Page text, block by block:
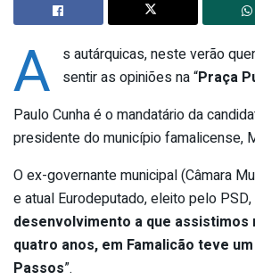
A
s autárquicas, neste verão
sentir as opiniões na “Praça
Paulo Cunha é o mandatário da
presidente do município famalicense,
O ex-governante municipal (Câmara
e atual Eurodeputado, eleito pelo PSD,
desenvolvimento a que
quatro anos, em Famalicão teve
Passos”.